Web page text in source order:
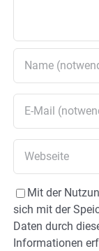
Mit der
sich mit der
Daten durch
Informationen